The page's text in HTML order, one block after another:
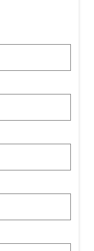
d’harmoniser
votre cuisine pour
espaces de
compromettre
accueillants
personnalisés
chaussures et
poches, s’asseoir